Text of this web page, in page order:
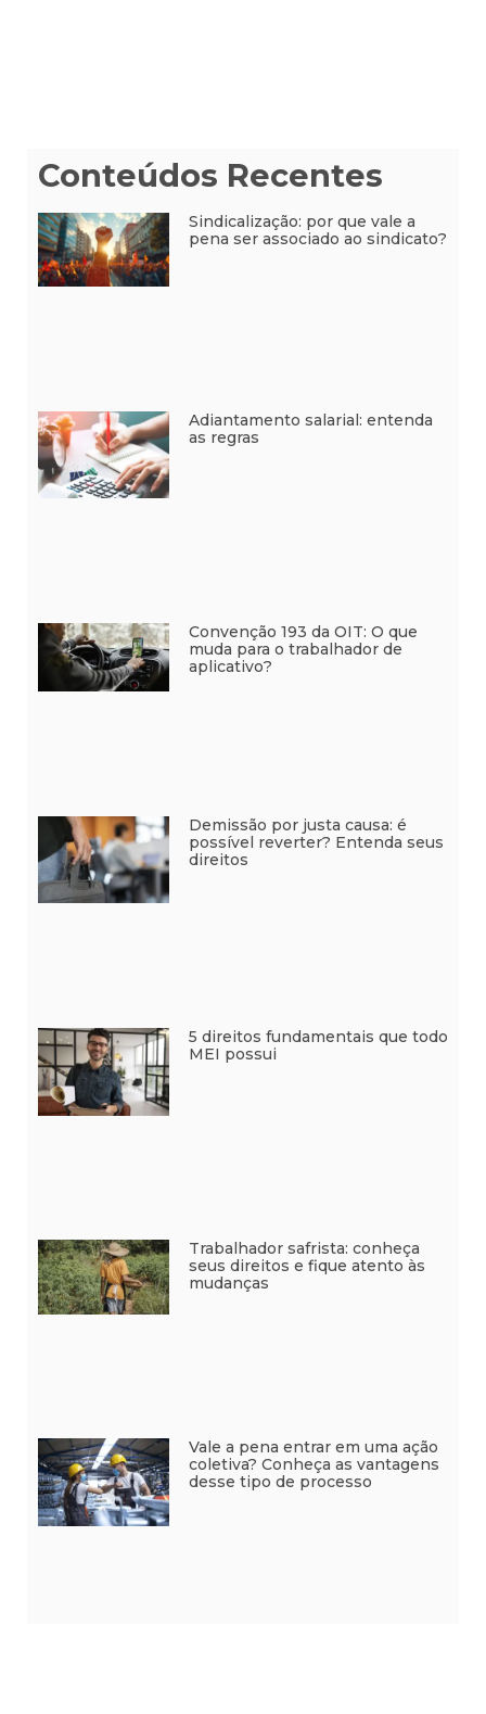
Conteúdos Recentes
Sindicalização: por que vale a
pena ser associado ao sindicato?
Adiantamento salarial: entenda
as regras
Convenção 193 da OIT: O que
muda para o trabalhador de
aplicativo?
Demissão por justa causa: é
possível reverter? Entenda seus
direitos
5 direitos fundamentais que todo
MEI possui
Trabalhador safrista: conheça
seus direitos e fique atento às
mudanças
Vale a pena entrar em uma ação
coletiva? Conheça as vantagens
desse tipo de processo